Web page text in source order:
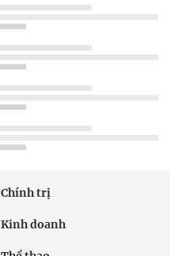
Chính trị
Kinh doanh